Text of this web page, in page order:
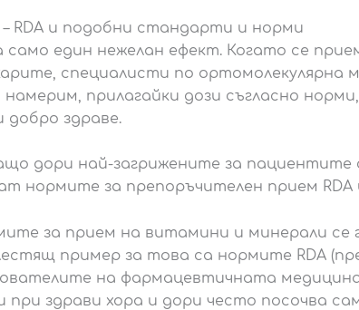
RDA и подобни стандарти и норми
един нежелан ефект. Когато се
специалисти по
намерим, прилагайки дози съгласно
добро здраве.
дори най-загрижените за
нормите за препоръчителен прием RDA
за прием на витамини и минерали
пример за това са нормите RDA
на фармацевтичната
здрави хора и дори често посочва